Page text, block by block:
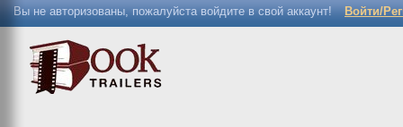
Вы не авторизованы, пожалуйста войдите в свой аккаунт! Войти/